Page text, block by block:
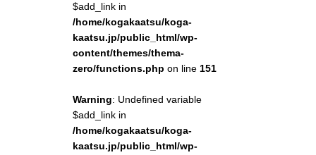
$add_link in
/home/kogakaatsu/koga-
kaatsu.jp/public_html/wp-
content/themes/thema-
zero/functions.php on line 151
Warning: Undefined variable
$add_link in
/home/kogakaatsu/koga-
kaatsu.jp/public_html/wp-